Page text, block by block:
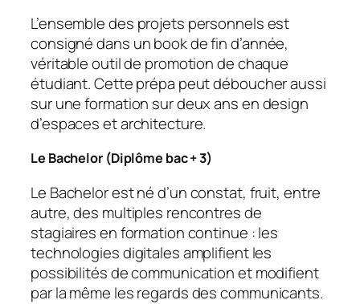
L’ensemble des projets personnels est
consigné dans un book de fin d’année,
véritable outil de promotion de chaque
étudiant. Cette prépa peut déboucher aussi
sur une formation sur deux ans en design
d’espaces et architecture.
Le Bachelor (Diplôme bac + 3)
Le Bachelor est né d’un constat, fruit, entre
autre, des multiples rencontres de
stagiaires en formation continue : les
technologies digitales amplifient les
possibilités de communication et modifient
par la même les regards des communicants.